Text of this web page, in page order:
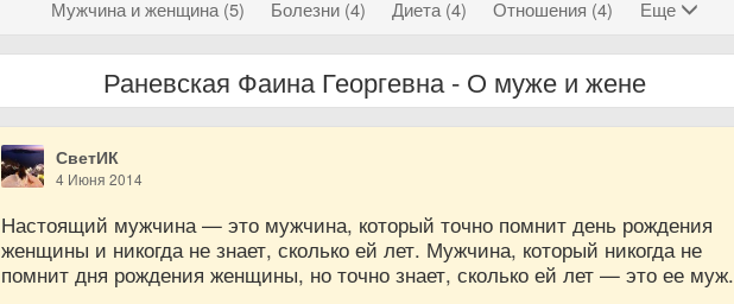
Мужчина и женщина (5)
Болезни (4) Диета (4) Отношения (4) Еще
Раневская Фаина Георгевна - О муже и жене
СветИК
4 Июня 2014
Настоящий мужчина — это мужчина, который точно помнит день рождения
женщины и никогда не знает, сколько ей лет. Мужчина, который никогда не
помнит дня рождения женщины, но точно знает, сколько ей лет — это ее муж.